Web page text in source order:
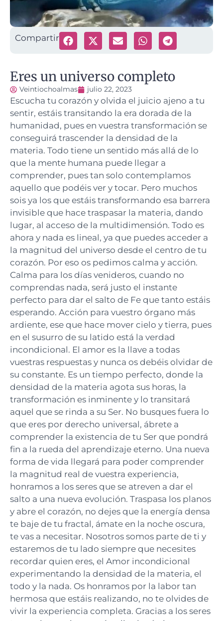
Compartir
Eres un universo completo
Veintiochoalmas julio 22, 2023
Escucha tu corazón y olvida el juicio ajeno a tu
sentir, estáis transitando la era dorada de la
humanidad, pues en vuestra transformación se
conseguirá trascender la densidad de la
materia. Todo tiene un sentido más allá de lo
que la mente humana puede llegar a
comprender, pues tan solo contemplamos
aquello que podéis ver y tocar. Pero muchos
sois ya los que estáis transformando esa barrera
invisible que hace traspasar la materia, dando
lugar, al acceso de la multidimensión. Todo es
ahora y nada es lineal, ya que puedes acceder a
la magnitud del universo desde el centro de tu
corazón. Por eso os pedimos calma y acción.
Calma para los días venideros, cuando no
comprendas nada, será justo el instante
perfecto para dar el salto de Fe que tanto estáis
esperando. Acción para vuestro órgano más
ardiente, ese que hace mover cielo y tierra, pues
en el susurro de su latido está la verdad
incondicional. El amor es la llave a todas
vuestras respuestas y nunca os debéis olvidar de
su constante. Es un tiempo perfecto, donde la
densidad de la materia agota sus horas, la
transformación es inminente y lo transitará
aquel que se rinda a su Ser. No busques fuera lo
que eres por derecho universal, ábrete a
comprender la existencia de tu Ser que pondrá
fin a la rueda del aprendizaje eterno. Una nueva
forma de vida llegará para poder comprender
la magnitud real de vuestra experiencia,
honramos a los seres que se atreven a dar el
salto a una nueva evolución. Traspasa los planos
y abre el corazón, no dejes que la energía densa
te baje de tu fractal, ámate en la noche oscura,
te vas a necesitar. Nosotros somos parte de ti y
estaremos de tu lado siempre que necesites
recordar quien eres, el Amor incondicional
experimentando la densidad de la materia, el
todo y la nada. Os honramos por la labor tan
hermosa que estáis realizando, no te olvides de
vivir la experiencia completa. Gracias a los seres